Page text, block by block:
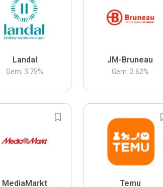
Landal
Gem. 3.75%
JM-Bruneau
Gem. 2.62%
MediaMarkt Temu